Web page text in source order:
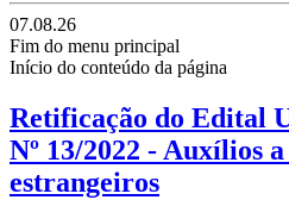
07.08.26
Fim do menu principal
Início do conteúdo da página
Retificação do Edital
Nº 13/2022 - Auxílios
estrangeiros